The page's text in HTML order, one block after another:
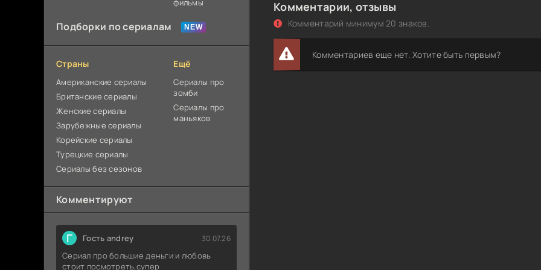
фильмы
Подборки по сериалам
Страны
Американские сериалы
Британские сериалы
Женские сериалы
Зарубежные сериалы
Корейские сериалы
Турецкие сериалы
Сериалы без сезонов
Ещё
Сериалы про
зомби
Сериалы про
маньяков
Комментируют
Г Гость andrey 30.07.26
Сериал про большие деньги и любовь
стоит посмотреть,супер
Комментарии, отзывы
Комментарий минимум 20 знаков.
Комментариев еще нет. Хотите быть первым?